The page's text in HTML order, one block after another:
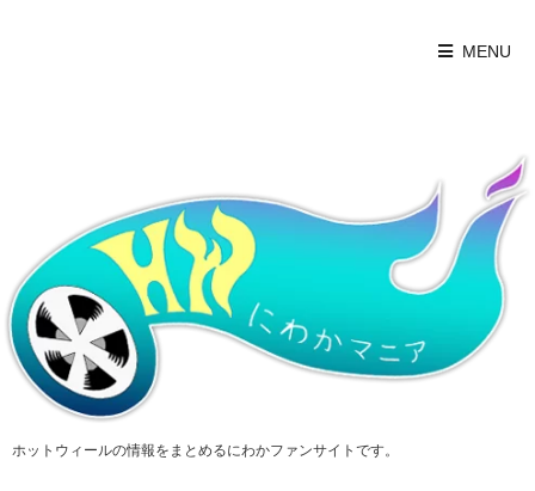
MENU
ホットウィールの情報をまとめるにわかファンサイトです。